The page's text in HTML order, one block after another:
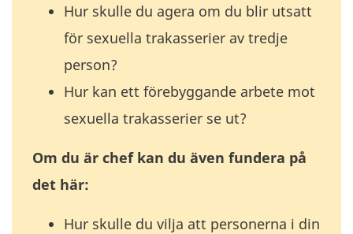
Hur skulle du agera om du blir utsatt
för sexuella trakasserier av tredje
person?
Hur kan ett förebyggande arbete mot
sexuella trakasserier se ut?
Om du är chef kan du även fundera på
det här:
Hur skulle du vilja att personerna i din